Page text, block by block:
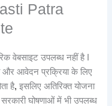
Patra
वेबसाइट उपलब्ध नहीं है I
और आवेदन प्रक्रिया के लिए
है, इसलिए अतिरिक्त योजना
घोषणाओं में भी उपलब्ध